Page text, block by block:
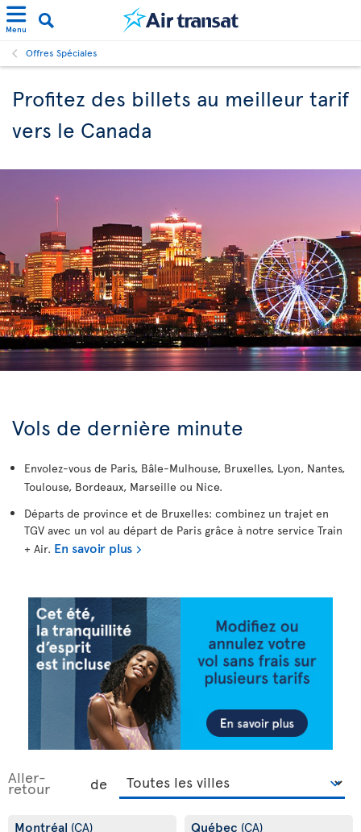
Menu
Offres Spéciales
Profitez des billets au meilleur tarif
vers le Canada
Vols de dernière minute
Envolez-vous de Paris, Bâle-Mulhouse, Bruxelles, Lyon, Nantes,
Toulouse, Bordeaux, Marseille ou Nice.
Départs de province et de Bruxelles: combinez un trajet en
TGV avec un vol au départ de Paris grâce à notre service Train
+ Air. En savoir plus
Aller-
retour de
Montréal (CA) Québec (CA)